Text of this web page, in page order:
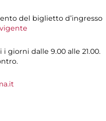
del biglietto d’ingresso
giorni dalle 9.00 alle 21.00.